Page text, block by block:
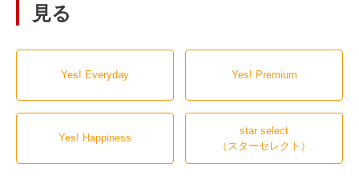
見る
Yes! Everyday Yes! Premium
Yes! Happiness
star select
（スターセレクト）